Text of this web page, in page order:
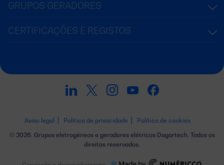
GRUPOS GERADORES
CERTIFICAÇÕES E REGISTOS
Aviso legal Política de privacidade
Política de cookies
© 2026. Grupos eletrogéneos e geradores elétricos Dagartech. Todos os
direitos reservados.